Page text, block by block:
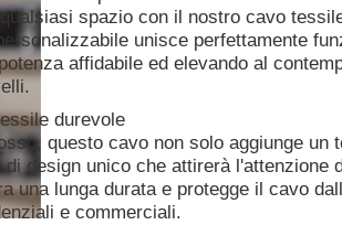
spazio con il nostro cavo
unisce perfettamente
affidabile ed elevando al
durevole
questo cavo non solo aggiunge un
design unico che attirerà l'attenzione
una lunga durata e protegge il cavo
e commerciali.